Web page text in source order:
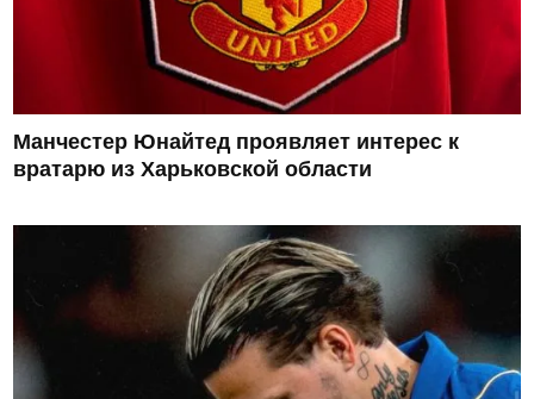
Манчестер Юнайтед проявляет интерес к
вратарю из Харьковской области